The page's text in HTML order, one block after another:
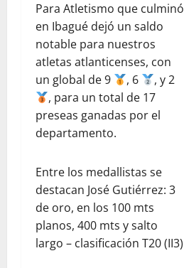
Para Atletismo que culminó
en Ibagué dejó un saldo
notable para nuestros
atletas atlanticenses, con
un global de 9
, 6
, y 2
, para un total de 17
preseas ganadas por el
departamento.
Entre los medallistas se
destacan José Gutiérrez: 3
de oro, en los 100 mts
planos, 400 mts y salto
largo – clasificación T20 (II3)